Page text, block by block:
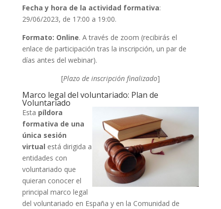
Fecha y hora de la actividad formativa:
29/06/2023, de 17:00 a 19:00.
Formato: Online. A través de zoom (recibirás el
enlace de participación tras la inscripción, un par de
días antes del webinar).
[Plazo de inscripción finalizado]
Marco legal del voluntariado: Plan de
Voluntariado
Esta píldora
formativa de una
única sesión
virtual está dirigida a
entidades con
voluntariado que
quieran conocer el
principal marco legal
del voluntariado en España y en la Comunidad de